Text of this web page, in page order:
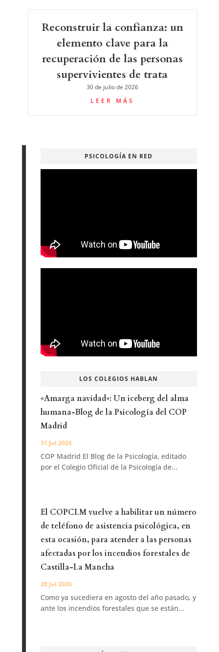
Reconstruir la confianza: un
elemento clave para la
recuperación de las personas
supervivientes de trata
30 de julio de 2026
LEER MÁS
PSICOLOGÍA EN RED
LOS COLEGIOS HABLAN
«Amarga navidad»: Un iceberg del alma
humana-Blog de la Psicología del COP
Madrid
31 Jul 2026
COP Madrid El Blog de la Psicología, editado
por el Colegio Oficial de la Psicología de...
El COPCLM vuelve a habilitar un número
de teléfono de asistencia psicológica, en
esta ocasión, para atender a las personas
afectadas por los incendios forestales de
Castilla-La Mancha
28 Jul 2026
Como ya sucediera en agosto del año pasado, y
ante los incendios forestales que se están...